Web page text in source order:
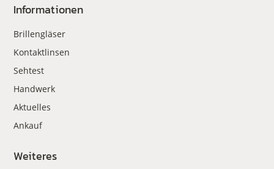
Informationen
Brillengläser
Kontaktlinsen
Sehtest
Handwerk
Aktuelles
Ankauf
Weiteres